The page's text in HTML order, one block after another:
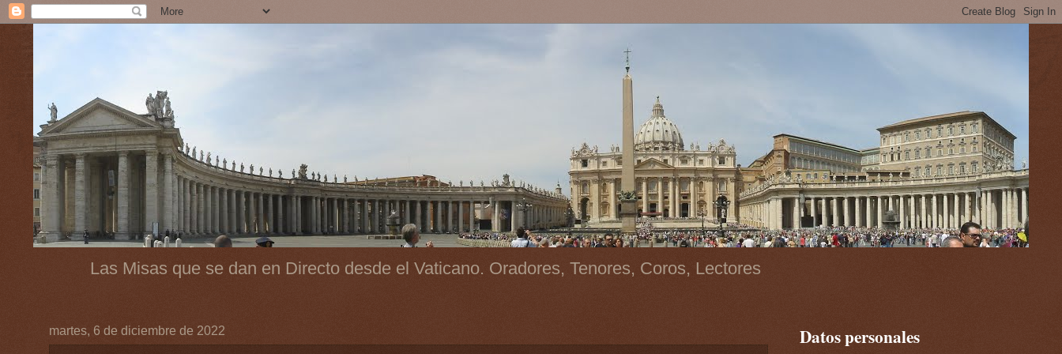
Las Misas que se dan en Directo desde el Vaticano. Oradores, Tenores, Coros, Lectores
martes, 6 de diciembre de 2022 Datos personales